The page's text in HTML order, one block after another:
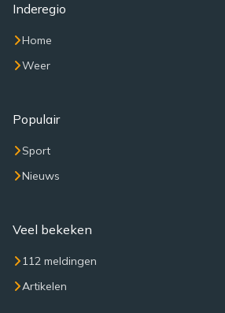
Inderegio
Home
Weer
Populair
Sport
Nieuws
Veel bekeken
112 meldingen
Artikelen